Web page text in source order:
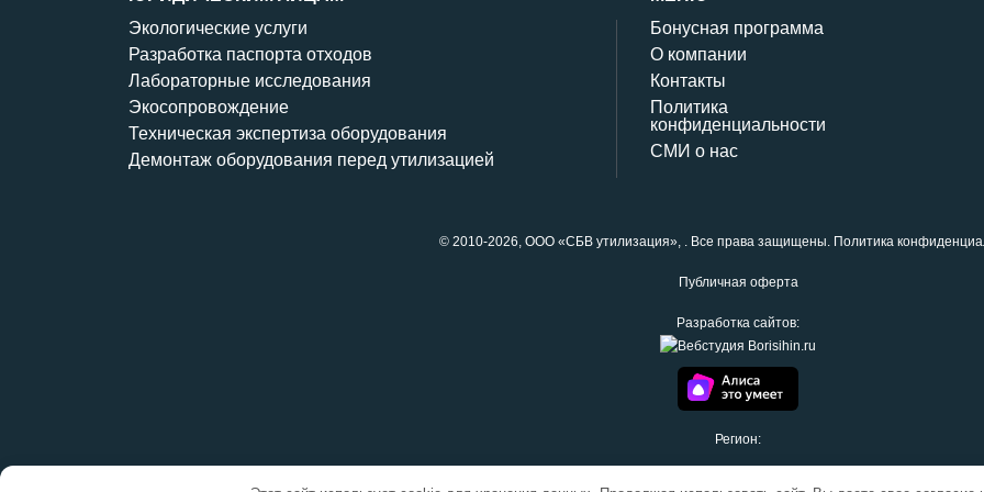
Экологические услуги
Разработка паспорта отходов
Лабораторные исследования
Экосопровождение
Техническая экспертиза оборудования
Демонтаж оборудования перед утилизацией
Бонусная программа
О компании
Контакты
Политика
конфиденциальности
СМИ о нас
© 2010-2026, ООО «СБВ утилизация» , . Все права защищены. Политика
Публичная оферта
Разработка сайтов:
Регион: